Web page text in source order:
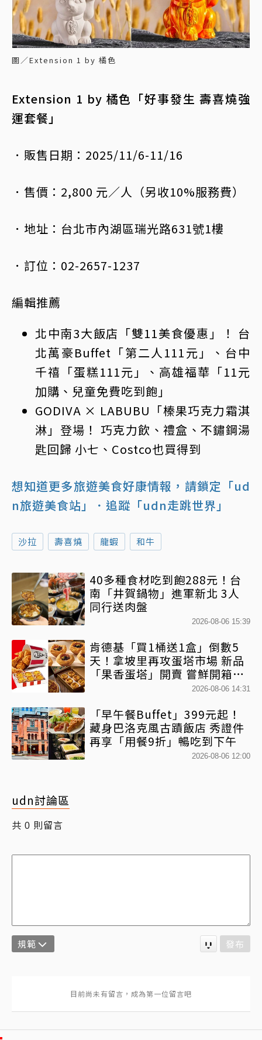
圖／Extension 1 by 橘色
Extension 1 by 橘色「好事發生 壽喜燒強
運套餐」
．販售日期：2025/11/6-11/16
．售價：2,800 元／人（另收10%服務費）
．地址：台北市內湖區瑞光路631號1樓
．訂位：02-2657-1237
編輯推薦
北中南3大飯店「雙11美食優惠」！ 台
北萬豪Buffet「第二人111元」、台中
千禧「蛋糕111元」、高雄福華「11元
加購、兒童免費吃到飽」
GODIVA × LABUBU「榛果巧克力霜淇
淋」登場！ 巧克力飲、禮盒、不鏽鋼湯
匙回歸 小七、Costco也買得到
想知道更多旅遊美食好康情報，請鎖定「ud
n旅遊美食站」
．追蹤「udn走跳世界」
沙拉 壽喜燒 龍蝦 和牛
40多種食材吃到飽288元！台
南「井賀鍋物」進軍新北 3人
同行送肉盤
2026-08-06 15:39
肯德基「買1桶送1盒」倒數5
天！拿坡里再攻蛋塔市場 新品
「果香蛋塔」開賣 嘗鮮開箱現
2026-08-06 14:31
「早午餐Buffet」399元起！
藏身巴洛克風古蹟飯店 秀證件
再享「用餐9折」暢吃到下午
2026-08-06 12:00
udn討論區
共 0 則留言
規範 發布